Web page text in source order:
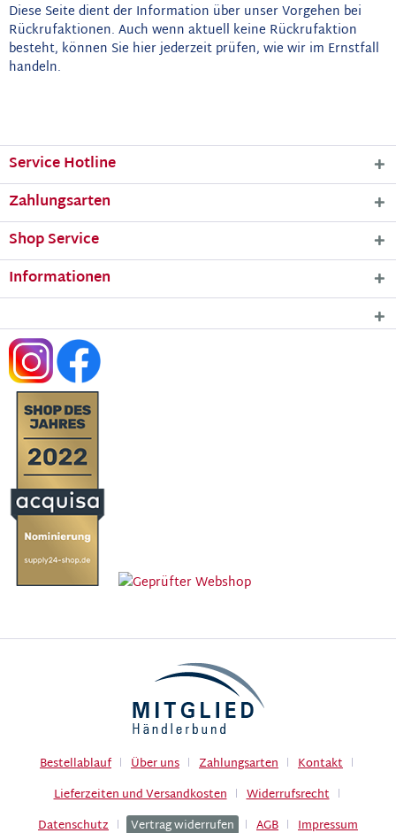
Diese Seite dient der Information über unser Vorgehen bei
Rückrufaktionen. Auch wenn aktuell keine Rückrufaktion
besteht, können Sie hier jederzeit prüfen, wie wir im Ernstfall
handeln.
Service Hotline
Zahlungsarten
Shop Service
Informationen
Bestellablauf Über uns Zahlungsarten
Kontakt
Lieferzeiten und Versandkosten
Widerrufsrecht
Datenschutz
Vertrag widerrufen AGB Impressum